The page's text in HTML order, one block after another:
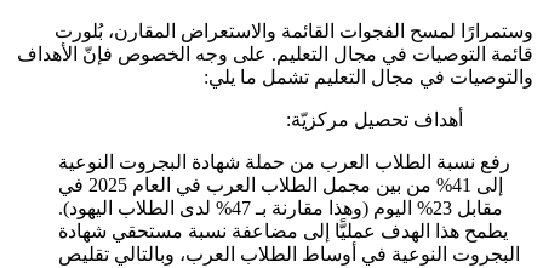
وستمرارًا لمسح الفجوات القائمة والاستعراض المقارن، بُلورت
قائمة التوصيات في مجال التعليم. على وجه الخصوص فإنّ الأهداف
والتوصيات في مجال التعليم تشمل ما يلي:
أهداف تحصيل مركزيّة:
رفع نسبة الطلاب العرب من حملة شهادة البجروت النوعية
إلى 41% من بين مجمل الطلاب العرب في العام 2025 في
مقابل 23% اليوم (وهذا مقارنة بـ 47% لدى الطلاب اليهود).
يطمح هذا الهدف عمليًّا إلى مضاعفة نسبة مستحقي شهادة
البجروت النوعية في أوساط الطلاب العرب، وبالتالي تقليص